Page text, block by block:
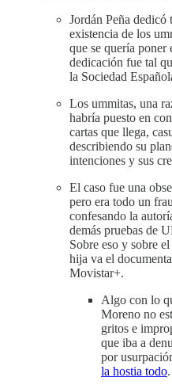
Jordán Peña dedicó
existencia de los
que se quería poner
dedicación fue tal
la Sociedad
Los ummitas, una
habría puesto en
cartas que llega,
describiendo su
intenciones y sus
El caso fue una
pero era todo un
confesando la
demás pruebas de
Sobre eso y sobre
hija va el
Movistar+.
Algo con lo
Moreno no
gritos e
que iba a
por
la hostia todo.